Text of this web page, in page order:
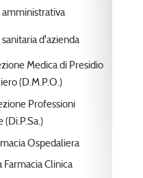
d'azienda
Medica di Presidio
(D.M.P.O.)
Professioni
(Di.P.Sa.)
Ospedaliera
Farmacia Clinica